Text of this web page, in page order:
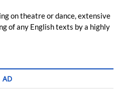
on theatre or dance, extensive
of any English texts by a highly
AD